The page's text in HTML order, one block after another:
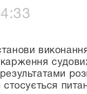
стосується